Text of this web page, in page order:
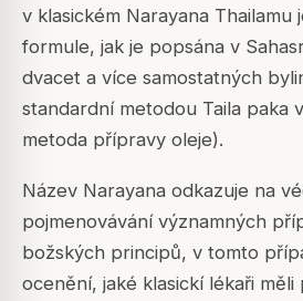
v klasickém Narayana Thailamu
formule, jak je popsána v
dvacet a více samostatných
standardní metodou Taila paka
metoda přípravy oleje).
Název Narayana odkazuje na
pojmenovávání významných
božských principů, v tomto
ocenění, jaké klasickí lékaři